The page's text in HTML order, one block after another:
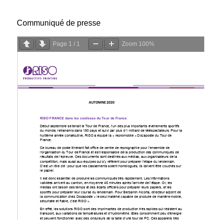
Communiqué de presse
Page 1 / 1 Zoom 100%